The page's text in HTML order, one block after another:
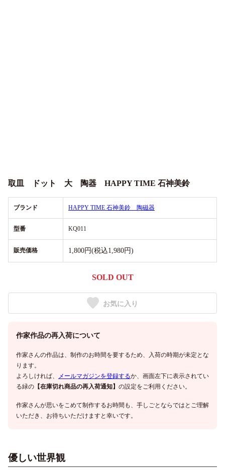
取皿 ドット 大 陶器 HAPPY TIME 石神美鈴
ブランド HAPPY TIME 石神美鈴 陶磁器
型番 KQ011
販売価格 1,800円(税込1,980円)
SOLD OUT
お気に入り
作家作品の再入荷について
作家さんの作品は、制作のお時間を要するため、入荷の時期が未定とな
ります。
よろしければ、
メールマガジンを登録するか、画面左下に表示されてい
る緑の 【在庫切れ商品の再入荷通知】 の設定をご利用ください。
作家さんが思いをこめて制作するお時間も、手しごとならではとご理解
いただき、お待ちいただけますと幸いです。
優しい世界観